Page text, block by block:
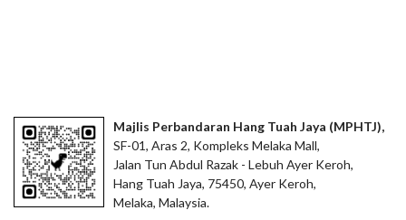
Majlis Perbandaran Hang Tuah Jaya (MPHTJ),
SF-01, Aras 2, Kompleks Melaka Mall,
Jalan Tun Abdul Razak - Lebuh Ayer Keroh,
Hang Tuah Jaya, 75450, Ayer Keroh,
Melaka, Malaysia.